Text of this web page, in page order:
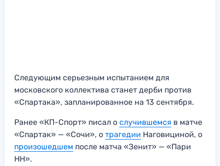
Следующим серьезным испытанием для
московского коллектива станет дерби против
«Спартака», запланированное на 13 сентября.
Ранее «КП-Спорт» писал о случившемся в матче
«Спартак» — «Сочи», о трагедии Наговициной, о
произошедшем после матча «Зенит» — «Пари
НН».